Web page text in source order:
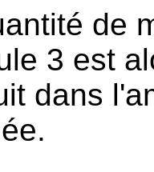
de
3 est
dans